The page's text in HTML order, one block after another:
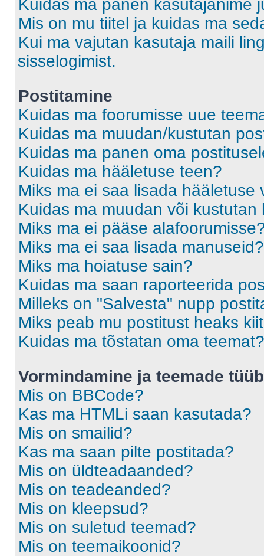
Kuidas ma panen kasutajanime
Mis on mu tiitel ja kuidas ma
Kui ma vajutan kasutaja maili
sisselogimist.
Postitamine
Kuidas ma foorumisse uue
Kuidas ma muudan/kustutan
Kuidas ma panen oma
Kuidas ma hääletuse teen?
Miks ma ei saa lisada hääletuse
Kuidas ma muudan või kustutan
Miks ma ei pääse
Miks ma ei saa lisada manuseid?
Miks ma hoiatuse sain?
Kuidas ma saan raporteerida
Milleks on "Salvesta" nupp
Miks peab mu postitust heaks
Kuidas ma tõstatan oma teemat?
Vormindamine ja teemade
Mis on BBCode?
Kas ma HTMLi saan kasutada?
Mis on smailid?
Kas ma saan pilte postitada?
Mis on üldteadaanded?
Mis on teadeanded?
Mis on kleepsud?
Mis on suletud teemad?
Mis on teemaikoonid?